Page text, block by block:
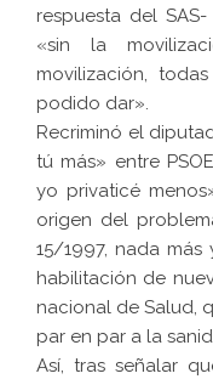
respuesta del
«sin la
movilización,
podido dar».
Recriminó el
tú más» entre
yo privaticé
origen del
15/1997, nada
habilitación de
nacional de Salud,
par en par a la
Así, tras señalar